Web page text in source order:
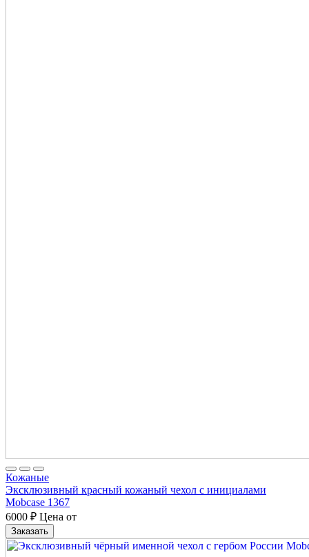
Кожаные
Эксклюзивный красный кожаный чехол с инициалами
Mobcase 1367
6000 ₽ Цена от
Заказать